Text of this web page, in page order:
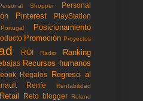
Shopper
Personal
Pinterest
PlayStation
Portugal Posicionamiento
Promoción Proyectos
ROI Radio Ranking
Recursos humanos
Regalos
Regreso al
Renfe Rentabilidad
Retail Reto blogger Roland